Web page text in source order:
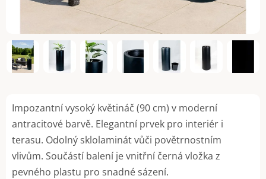
Impozantní vysoký květináč (90 cm) v moderní
antracitové barvě. Elegantní prvek pro interiér i
terasu. Odolný sklolaminát vůči povětrnostním
vlivům. Součástí balení je vnitřní černá vložka z
pevného plastu pro snadné sázení.